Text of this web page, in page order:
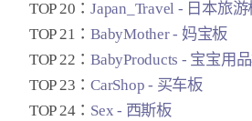
TOP 20：Japan_Travel - 日本旅游
TOP 21：BabyMother - 妈宝板
TOP 22：BabyProducts - 宝宝用
TOP 23：CarShop - 买车板
TOP 24： Sex - 西斯板